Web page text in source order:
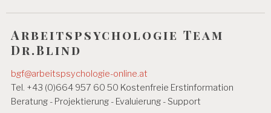
T
R
B
I
g
s
n
a
v
Arbeitspsychologie Team
Dr.Blind
bgf@arbeitspsychologie-online.at
Tel. +43 (0)664 957 60 50 Kostenfreie Erstinformation
Beratung - Projektierung - Evaluierung - Support